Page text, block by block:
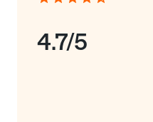
4.7/5